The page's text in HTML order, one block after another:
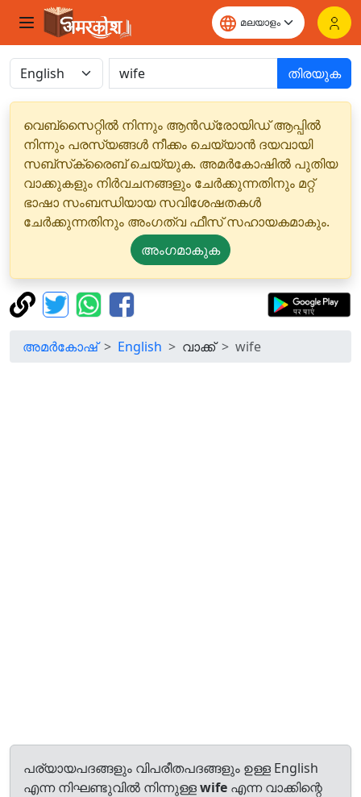
തിരയുക
വെബ്‌സൈറ്റിൽ നിന്നും ആൻഡ്രോയിഡ് ആപ്പിൽ
നിന്നും പരസ്യങ്ങൾ നീക്കം ചെയ്യാൻ ദയവായി
സബ്‌സ്‌ക്രൈബ് ചെയ്യുക. അമർകോഷിൽ പുതിയ
വാക്കുകളും നിർവചനങ്ങളും ചേർക്കുന്നതിനും മറ്റ്
ഭാഷാ സംബന്ധിയായ സവിശേഷതകൾ
ചേർക്കുന്നതിനും അംഗത്വ ഫീസ് സഹായകമാകും.
അംഗമാകുക
അമർകോഷ് English വാക്ക് wife
പര്യായപദങ്ങളും വിപരീതപദങ്ങളും ഉള്ള English
എന്ന നിഘണ്ടുവിൽ നിന്നുള്ളwife എന്ന വാക്കിന്റെ